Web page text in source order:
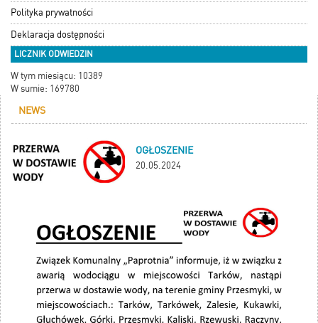
Polityka prywatności
Deklaracja dostępności
LICZNIK ODWIEDZIN
W tym miesiącu: 10389
W sumie: 169780
NEWS
OGŁOSZENIE
20.05.2024